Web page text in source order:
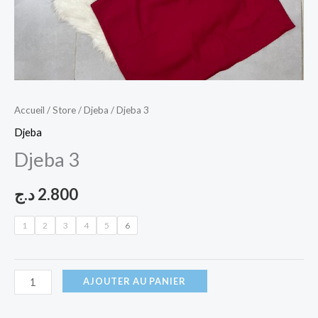
Accueil /Store/Djeba / Djeba 3
Djeba
Djeba 3
2.800د.ج
1 2 3 4 5 6
AJOUTER AU PANIER